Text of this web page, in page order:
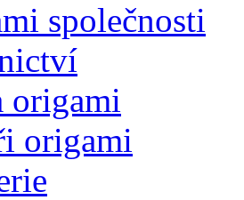
společnosti
origami
origami